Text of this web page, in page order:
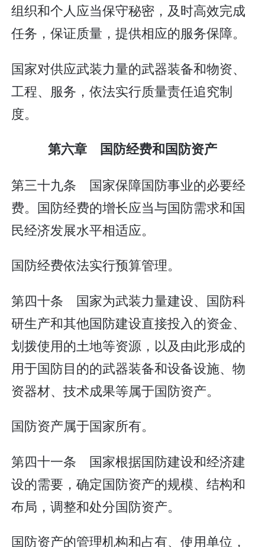
组织和个人应当保守秘密，及时高效完成
任务，保证质量，提供相应的服务保障。
国家对供应武装力量的武器装备和物资、
工程、服务，依法实行质量责任追究制
度。
第六章 国防经费和国防资产
第三十九条 国家保障国防事业的必要经
费。国防经费的增长应当与国防需求和国
民经济发展水平相适应。
国防经费依法实行预算管理。
第四十条 国家为武装力量建设、国防科
研生产和其他国防建设直接投入的资金、
划拨使用的土地等资源，以及由此形成的
用于国防目的的武器装备和设备设施、物
资器材、技术成果等属于国防资产。
国防资产属于国家所有。
第四十一条 国家根据国防建设和经济建
设的需要，确定国防资产的规模、结构和
布局，调整和处分国防资产。
国防资产的管理机构和占有、使用单位，